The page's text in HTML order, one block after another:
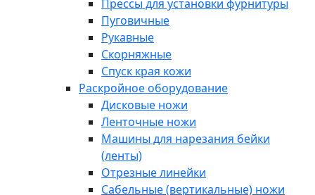
Прессы для установки фурнитуры
Пуговичные
Рукавные
Скорняжные
Спуск края кожи
Раскройное оборудование
Дисковые ножи
Ленточные ножи
Машины для нарезания бейки
(ленты)
Отрезные линейки
Сабельные (вертикальные) ножи